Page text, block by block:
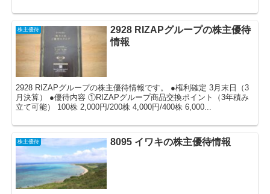
株主優待
2928 RIZAPグループの株主優待
情報
2928 RIZAPグループの株主優待情報です。 ●権利確定 3月末日（3
月決算） ●優待内容 ①RIZAPグループ商品交換ポイント（3年積み
立て可能） 100株 2,000円/200株 4,000円/400株 6,000...
株主優待 8095 イワキの株主優待情報